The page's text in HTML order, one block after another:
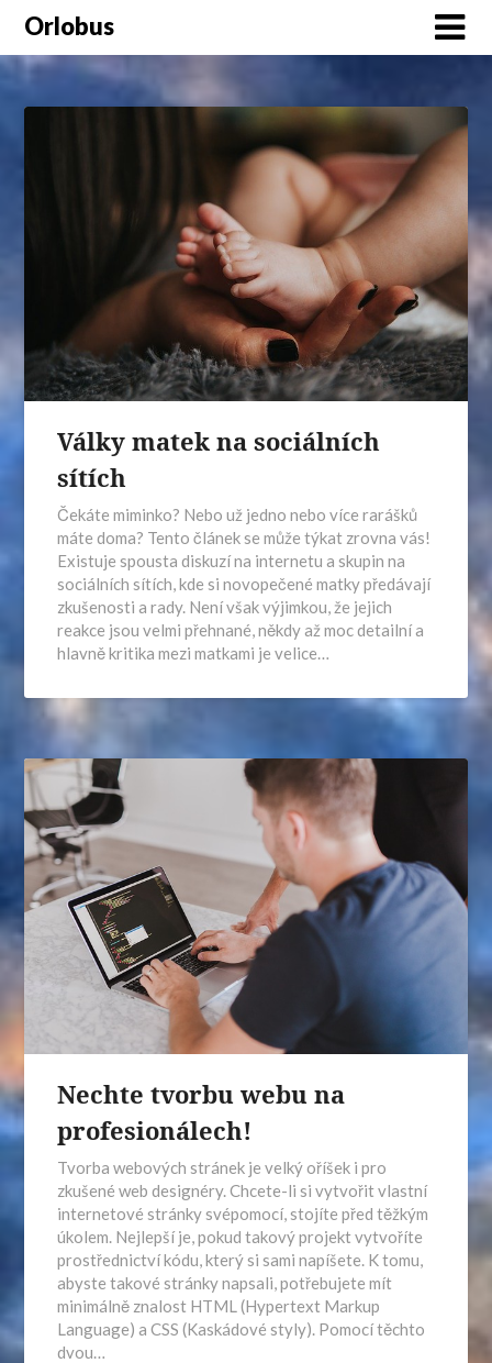
Orlobus
Války matek na sociálních
sítích
Čekáte miminko? Nebo už jedno nebo více rarášků
máte doma? Tento článek se může týkat zrovna vás!
Existuje spousta diskuzí na internetu a skupin na
sociálních sítích, kde si novopečené matky předávají
zkušenosti a rady. Není však výjimkou, že jejich
reakce jsou velmi přehnané, někdy až moc detailní a
hlavně kritika mezi matkami je velice…
Nechte tvorbu webu na
profesionálech!
Tvorba webových stránek je velký oříšek i pro
zkušené web designéry. Chcete-li si vytvořit vlastní
internetové stránky svépomocí, stojíte před těžkým
úkolem. Nejlepší je, pokud takový projekt vytvoříte
prostřednictví kódu, který si sami napíšete. K tomu,
abyste takové stránky napsali, potřebujete mít
minimálně znalost HTML (Hypertext Markup
Language) a CSS (Kaskádové styly). Pomocí těchto
dvou…